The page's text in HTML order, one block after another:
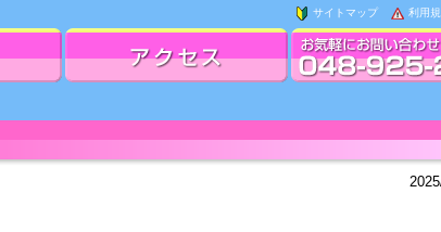
利用
サイトマップ